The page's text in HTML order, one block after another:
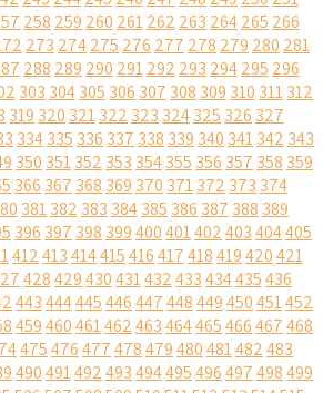
258 259 260 261262 263 264265 266
273 274275 276 277 278 279 280 281
288 289 290 291292 293 294295 296
303 304305 306 307 308 309 310 311312
319 320 321322 323 324325 326 327
334335 336 337 338 339 340 341342 343
350 351352 353 354355 356 357 358 359
366 367 368 369 370 371372 373 374
381382 383 384385 386 387 388 389
396 397 398 399400401402403404405
412413414415416417418419420421
428429430431432433434435436
443444445446447448449450451452
459460461462463464465466467468
475476477478479480481482483
490491492493494495496497498499